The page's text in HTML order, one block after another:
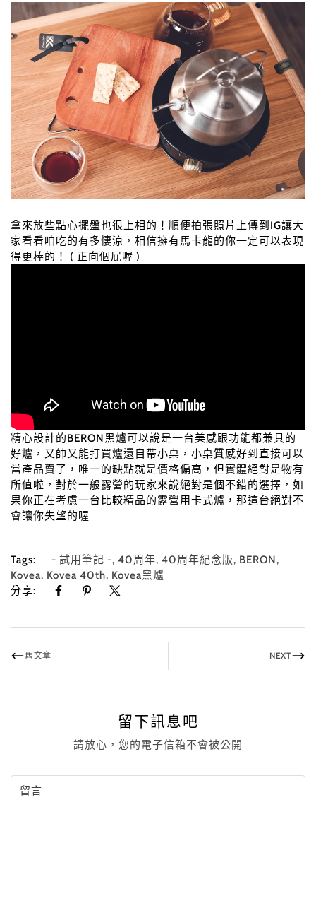
拿來放些點心擺盤也很上相的！順便拍張照片上傳到IG讓大
家看看咱吃的有多悽涼，相信擁有馬卡龍的你一定可以表現
得更棒的！ ( 正向個屁喔 )
精心設計的BERON黑爐可以說是一台美感跟功能都兼具的
好爐，又帥又能打買爐還自帶小桌，小桌質感好到直接可以
當產品賣了，唯一的缺點就是價格偏高，但實體絕對是物有
所值啦，對於一般露營的玩家來說絕對是個不錯的選擇，如
果你正在考慮一台比較精品的露營用卡式爐，那這台絕對不
會讓你失望的喔
Tags: - 試用筆記 -, 40周年, 40周年紀念版, BERON,
Kovea, Kovea 40th, Kovea黑爐
分享:
舊文章 NEXT
留下訊息吧
請放心，您的電子信箱不會被公開